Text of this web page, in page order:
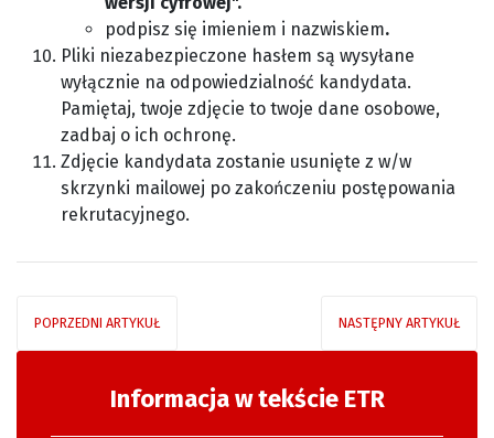
podpisz się imieniem i nazwiskiem.
Pliki niezabezpieczone hasłem są wysyłane
wyłącznie na odpowiedzialność kandydata.
Pamiętaj, twoje zdjęcie to twoje dane osobowe,
zadbaj o ich ochronę.
Zdjęcie kandydata zostanie usunięte z w/w
skrzynki mailowej po zakończeniu postępowania
rekrutacyjnego.
POPRZEDNI ARTYKUŁ NASTĘPNY ARTYKUŁ
Informacja w tekście ETR